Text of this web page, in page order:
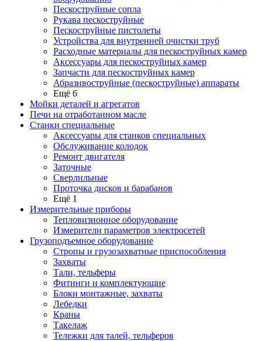
Пескоструйные сопла
Рукава пескоструйные
Пескоструйные пистолеты
Устройства для внутренней очистки труб
Расходные материалы для пескоструйных камер
Аксессуары для пескоструйных камер
Запчасти для пескоструйных камер
Абразивоструйные (пескоструйные) аппараты
Ещё 6
Мойки деталей и агрегатов
Печи на отработанном масле
Станки специальные
Аксессуары для станков специальных
Обслуживание колодок
Ремонт двигателя
Заточные
Сверлильные
Проточка дисков и барабанов
Ещё 1
Измерительные приборы
Тепловизионное оборудование
Измерители параметров электросетей
Грузоподъемное оборудование
Стропы и грузозахватные приспособления
Захваты
Тали, тельферы
Фитинги и комплектующие
Блоки монтажные, захваты
Лебедки
Краны
Такелаж
Тележки для талей, тельферов